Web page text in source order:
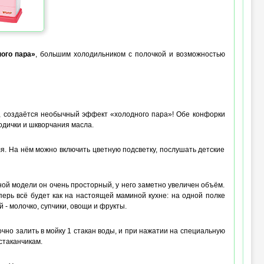
пара», большим холодильником с полочкой и возможностью
необычный эффект «холодного пара»! Обе конфорки
и шкворчания масла.
На нём можно включить цветную подсветку, послушать детские
модели он очень просторный, у него заметно увеличен объём.
всё будет как на настоящей маминой кухне: на одной полке
- молочко, супчики, овощи и фрукты.
залить в мойку 1 стакан воды, и при нажатии на специальную